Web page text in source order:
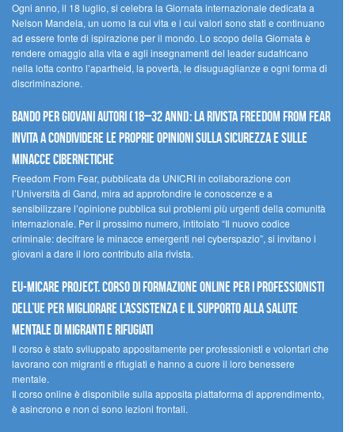
Ogni anno, il 18 luglio, si celebra la Giornata internazionale dedicata a
Nelson Mandela, un uomo la cui vita e i cui valori sono stati e continuano
ad essere fonte di ispirazione per il mondo. Lo scopo della Giornata è
rendere omaggio alla vita e agli insegnamenti del leader sudafricano
nella lotta contro l’apartheid, la povertà, le disuguaglianze e ogni forma di
discriminazione.
Bando per giovani autori (18–32 anni): la Rivista Freedom From Fear
invita a condividere le proprie opinioni sulla sicurezza e sulle
minacce cibernetiche
Freedom From Fear, pubblicata da UNICRI in collaborazione con
l’Università di Gand, mira ad approfondire le conoscenze e a
sensibilizzare l’opinione pubblica sui problemi più urgenti della comunità
internazionale. Per il prossimo numero, intitolato “Il nuovo codice
criminale: decifrare le minacce emergenti nel cyberspazio”, si invitano i
giovani a dare il loro contributo alla rivista.
EU-MiCare Project. Corso di formazione online per i professionisti
dell’UE per migliorare l’assistenza e il supporto alla salute
mentale di migranti e rifugiati
Il corso è stato sviluppato appositamente per professionisti e volontari che
lavorano con migranti e rifugiati e hanno a cuore il loro benessere
mentale.
Il corso online è disponibile sulla apposita piattaforma di apprendimento,
è asincrono e non ci sono lezioni frontali.